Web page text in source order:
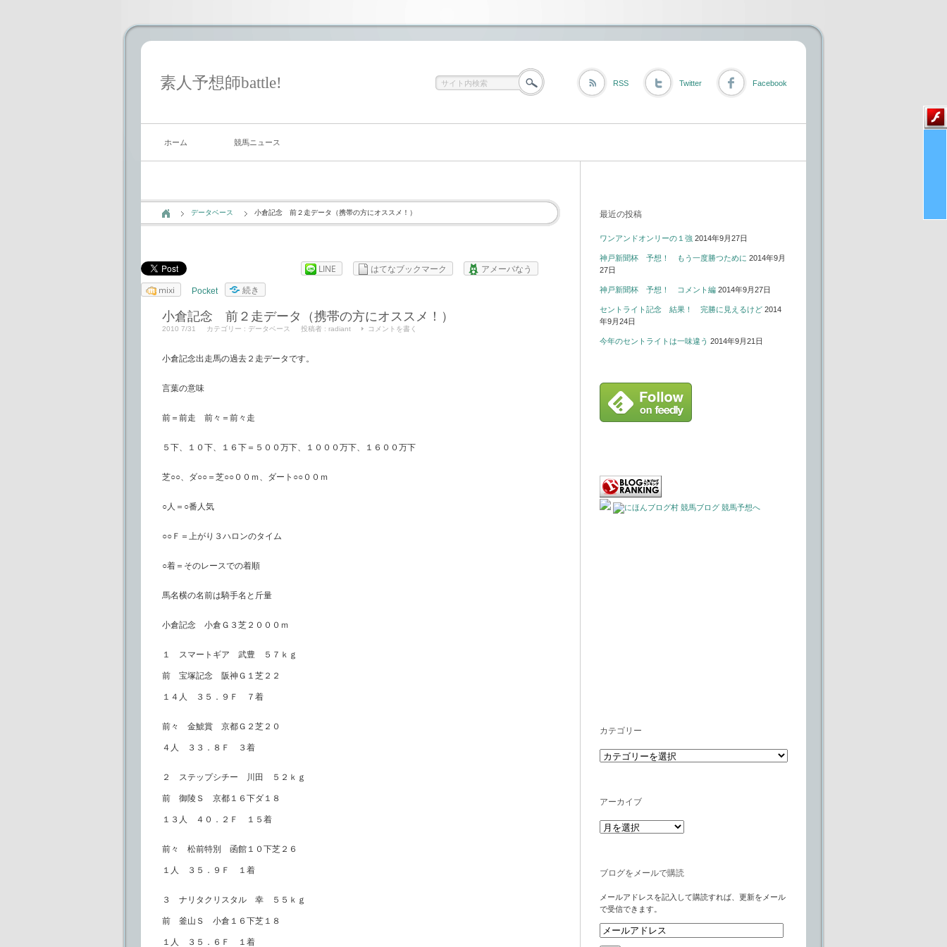
素人予想師battle! RSS Twitter Facebook
ホーム 競馬ニュース
データベース 小倉記念 前２走データ（携帯の方にオススメ！）
LINE はてなブックマーク
アメーバなう
mixi
Pocket 続き
小倉記念 前２走データ（携帯の方にオススメ！）
2010 7/31 カテゴリー : データベース 投稿者 : radiant コメントを書く
小倉記念出走馬の過去２走データです。
言葉の意味
前＝前走 前々＝前々走
５下、１０下、１６下＝５００万下、１０００万下、１６００万下
芝○○、ダ○○＝芝○○００ｍ、ダート○○００ｍ
○人＝○番人気
○○Ｆ＝上がり３ハロンのタイム
○着＝そのレースでの着順
馬名横の名前は騎手名と斤量
小倉記念 小倉Ｇ３芝２０００ｍ
１ スマートギア 武豊 ５７ｋｇ
前 宝塚記念 阪神Ｇ１芝２２
１４人 ３５．９Ｆ ７着
前々 金鯱賞 京都Ｇ２芝２０
４人 ３３．８Ｆ ３着
２ ステップシチー 川田 ５２ｋｇ
前 御陵Ｓ 京都１６下ダ１８
１３人 ４０．２Ｆ １５着
前々 松前特別 函館１０下芝２６
１人 ３５．９Ｆ １着
３ ナリタクリスタル 幸 ５５ｋｇ
前 釜山Ｓ 小倉１６下芝１８
１人 ３５．６Ｆ １着
最近の投稿
ワンアンドオンリーの１強 2014年9月27日
神戸新聞杯 予想！ もう一度勝つために 2014年9月
27日
神戸新聞杯 予想！ コメント編 2014年9月27日
セントライト記念 結果！ 完勝に見えるけど 2014
年9月24日
今年のセントライトは一味違う 2014年9月21日
カテゴリー
アーカイブ
ブログをメールで購読
メールアドレスを記入して購読すれば、更新をメール
で受信できます。